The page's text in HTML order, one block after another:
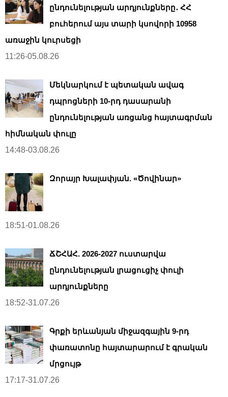
ընդունելության արդյունքները․ ՀՀ
բուհերում այս տարի կսովորի 10958
առաջին կուրսեցի
11:26-05.08.26
Մեկնարկում է պետական ավագ
դպրոցների 10-րդ դասարանի
ընդունելության առցանց հայտագրման
հիմնական փուլը
14:48-03.08.26
Զորայր Խալափյան. «Ծովինար»
18:51-01.08.26
ՃՇՀԱՀ. 2026-2027 ուստարվա
ընդունելության լրացուցիչ փուլի
արդյունքները
18:52-31.07.26
Գրքի երևանյան միջազգային 9-րդ
փառատոնը հայտարարում է գրական
մրցույթ
17:17-31.07.26